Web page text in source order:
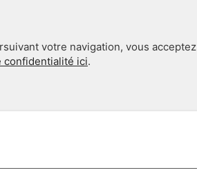
votre navigation, vous acceptez
confidentialité ici.